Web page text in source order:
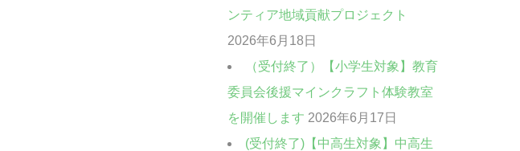
ンティア地域貢献プロジェクト
2026年6月18日
（受付終了）【小学生対象】教育
委員会後援マインクラフト体験教室
を開催します 2026年6月17日
(受付終了)【中高生対象】中高生